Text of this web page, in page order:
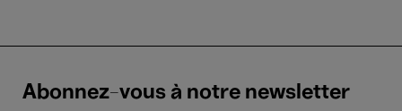
Abonnez-vous à notre newsletter